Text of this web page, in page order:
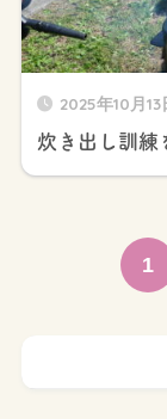
2025年10月13
炊き出し訓練
1